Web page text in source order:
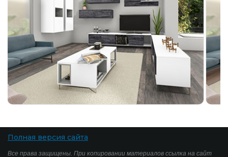
Полная версия сайта
Все права защищены. При копировании материалов ссылка на сайт